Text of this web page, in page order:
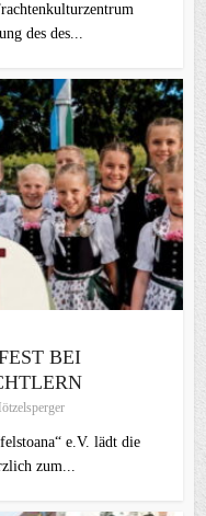
des des...
BEI
e.V. lädt die
zum...